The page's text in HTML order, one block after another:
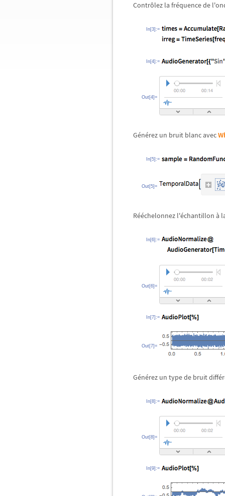
Contrôlez la fréquence de
In[3]:=
In[4]:=
Out[4]=
Générez un bruit blanc avec
In[5]:=
Out[5]=
Rééchelonnez l'échantillon à
In[6]:=
Out[6]=
In[7]:=
Out[7]=
Générez un type de bruit
In[8]:=
Out[8]=
In[9]:=